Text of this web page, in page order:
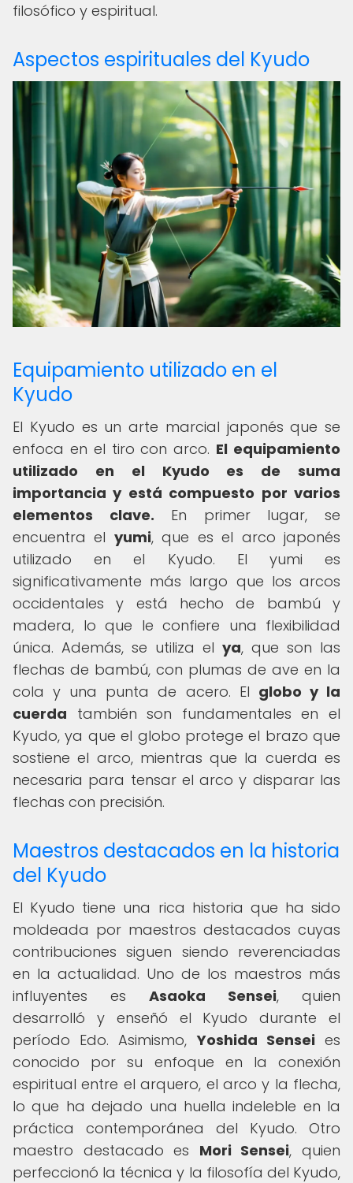
filosófico y espiritual.
Aspectos espirituales del Kyudo
Equipamiento utilizado en el
Kyudo
El Kyudo es un arte marcial japonés que se
enfoca en el tiro con arco. El equipamiento
utilizado en el Kyudo es de suma
importancia y está compuesto por varios
elementos clave. En primer lugar, se
encuentra el yumi, que es el arco japonés
utilizado en el Kyudo. El yumi es
significativamente más largo que los arcos
occidentales y está hecho de bambú y
madera, lo que le confiere una flexibilidad
única. Además, se utiliza el ya, que son las
flechas de bambú, con plumas de ave en la
cola y una punta de acero. El globo y la
cuerda también son fundamentales en el
Kyudo, ya que el globo protege el brazo que
sostiene el arco, mientras que la cuerda es
necesaria para tensar el arco y disparar las
flechas con precisión.
Maestros destacados en la historia
del Kyudo
El Kyudo tiene una rica historia que ha sido
moldeada por maestros destacados cuyas
contribuciones siguen siendo reverenciadas
en la actualidad. Uno de los maestros más
influyentes es Asaoka Sensei, quien
desarrolló y enseñó el Kyudo durante el
período Edo. Asimismo,Yoshida Senseies
conocido por su enfoque en la conexión
espiritual entre el arquero, el arco y la flecha,
lo que ha dejado una huella indeleble en la
práctica contemporánea del Kyudo. Otro
maestro destacado es Mori Sensei, quien
perfeccionó la técnica y la filosofía del Kyudo,